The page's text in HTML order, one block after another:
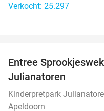
Verkocht: 25.297
Entree
Julianatoren
Kinderpretpark
Apeldoorn